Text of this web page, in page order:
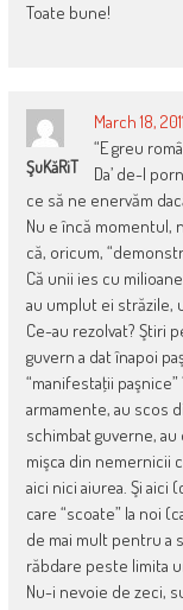
Toate bune!
ŞuKăRiT
March 18,
“E greu
Da’ de-l
ce să ne enervăm
Nu e încă momentul,
că, oricum,
Că unii ies cu
au umplut ei străzile,
Ce-au rezolvat? Ştiri
guvern a dat înapoi
“manifestaţii
armamente, au scos
schimbat guverne,
mişca din nemernicii
aici nici aiurea. Şi aici
care “scoate” la noi
de mai mult pentru a
răbdare peste limita
Nu-i nevoie de zeci,